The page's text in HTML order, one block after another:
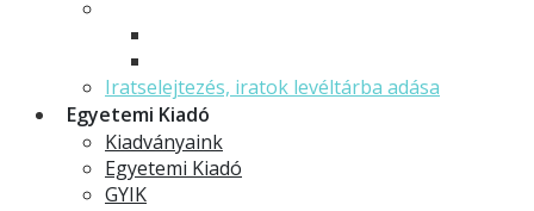
Iratselejtezés, iratok levéltárba adása
Egyetemi Kiadó
Kiadványaink
Egyetemi Kiadó
GYIK